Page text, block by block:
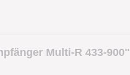
Multi-R 433-900"